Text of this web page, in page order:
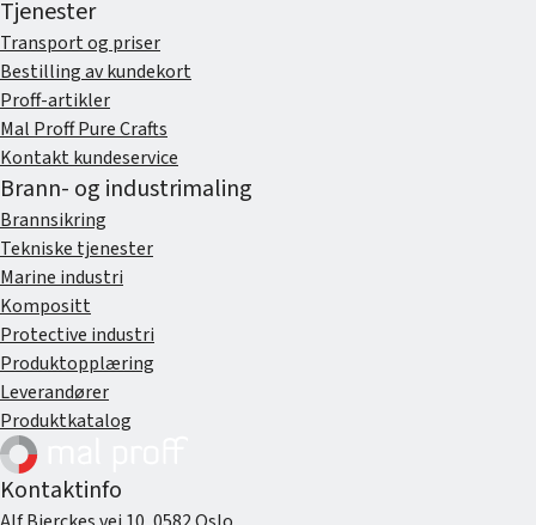
Tjenester
Transport og priser
Bestilling av kundekort
Proff-artikler
Mal Proff Pure Crafts
Kontakt kundeservice
Brann- og industrimaling
Brannsikring
Tekniske tjenester
Marine industri
Kompositt
Protective industri
Produktopplæring
Leverandører
Produktkatalog
Kontaktinfo